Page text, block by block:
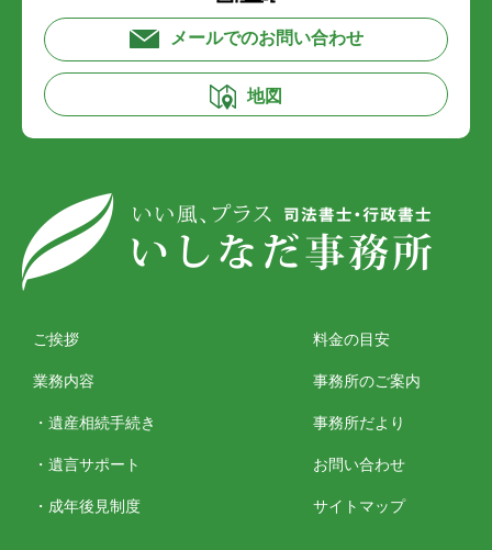
ご挨拶
業務内容
・遺産相続手続き
・遺言サポート
・成年後見制度
料金の目安
事務所のご案内
事務所だより
お問い合わせ
サイトマップ
メールでのお問い合わせ
地図